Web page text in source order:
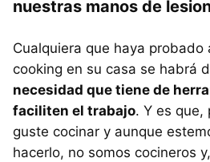
nuestras manos de
Cualquiera que haya probado
cooking en su casa se habrá
necesidad que tiene de
faciliten el trabajo. Y es que,
guste cocinar y aunque
hacerlo, no somos cocineros